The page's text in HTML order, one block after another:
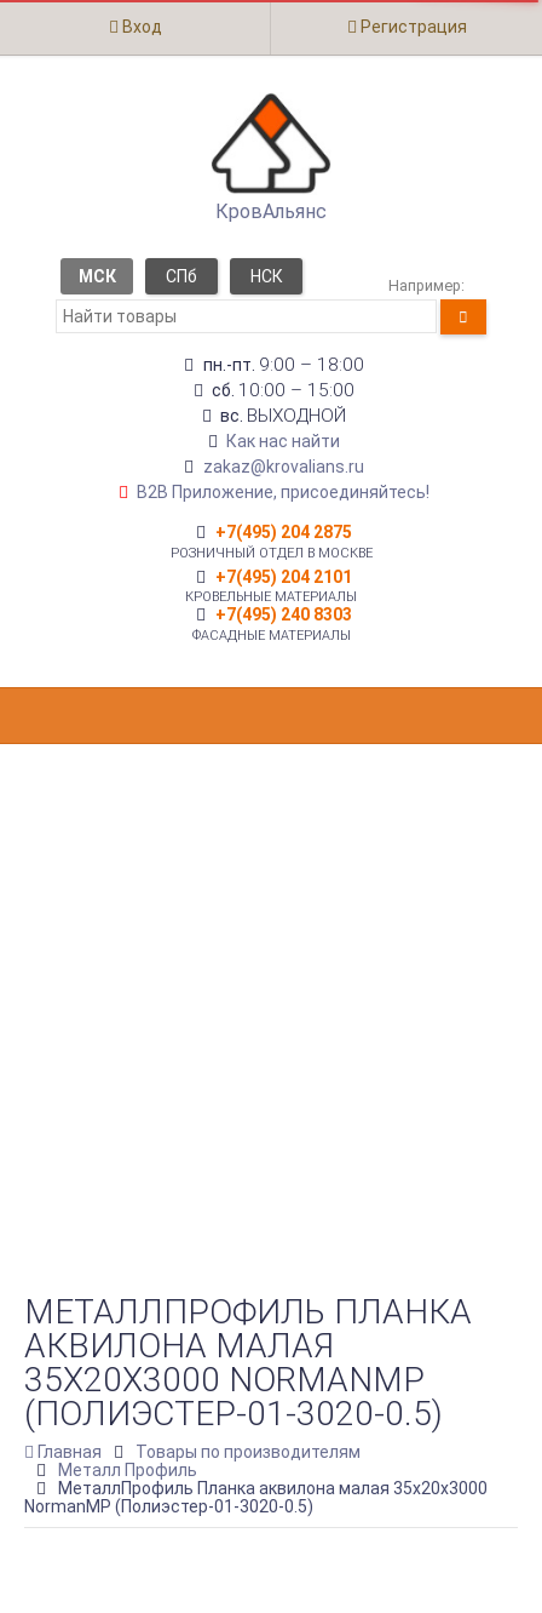
Вход Регистрация
КровАльянс
МСК СПб НСК Например:
пн.-пт. 9:00 – 18:00
сб. 10:00 – 15:00
вс. ВЫХОДНОЙ
Как нас найти
zakaz@krovalians.ru
B2B Приложение, присоединяйтесь!
+7(495) 204 2875
РОЗНИЧНЫЙ ОТДЕЛ В МОСКВЕ
+7(495) 204 2101
КРОВЕЛЬНЫЕ МАТЕРИАЛЫ
+7(495) 240 8303
ФАСАДНЫЕ МАТЕРИАЛЫ
МЕТАЛЛПРОФИЛЬ ПЛАНКА
АКВИЛОНА МАЛАЯ
35Х20Х3000 NORMANMP
(ПОЛИЭСТЕР-01-3020-0.5)
Главная
Товары по производителям
Металл Профиль
МеталлПрофиль Планка аквилона малая 35х20х3000
NormanMP (Полиэстер-01-3020-0.5)